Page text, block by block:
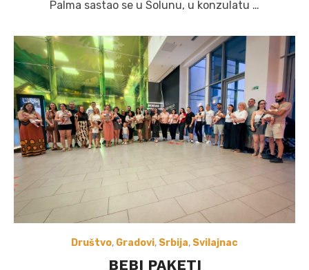
Palma sastao se u Solunu, u konzulatu …
Društvo, Gradovi, Srbija, Svilajnac
BEBI PAKETI